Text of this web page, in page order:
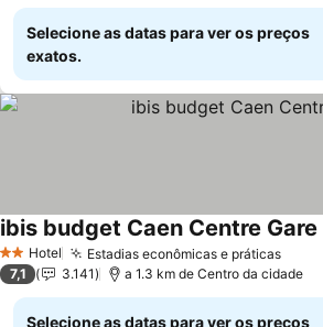
Selecione as datas para ver os preços
exatos.
2 Estrelas
Hotel Estadias econômicas e práticasVer
ibis budget Caen Centre Gare
7,1 3.141 a 1.3 km de Centro da cidade
Selecione as datas para ver os preços